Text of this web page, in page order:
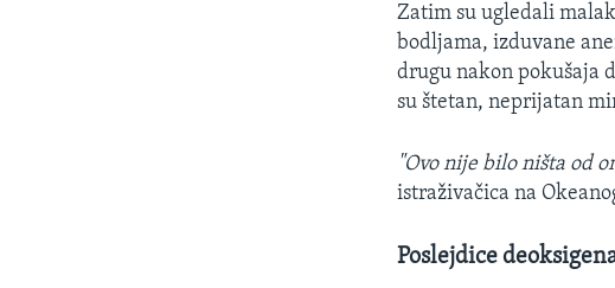
Zatim su ugledali
bodljama, izduvane
drugu nakon pokušaja
su štetan, neprijatan
"Ovo nije bilo ništa od
istraživačica na
Poslejdice